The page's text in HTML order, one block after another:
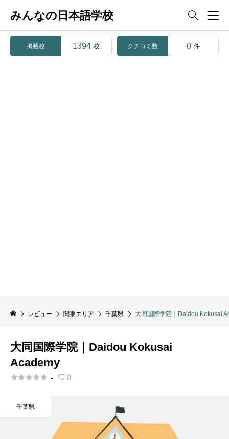
みんなの日本語学校 
掲載校 1394 校 クチコミ数 0 件
レビュー 関東エリア 千葉県 大同国際学院｜Daidou Kokusai
大同国際学院｜Daidou Kokusai
Academy
 -  0
千葉県